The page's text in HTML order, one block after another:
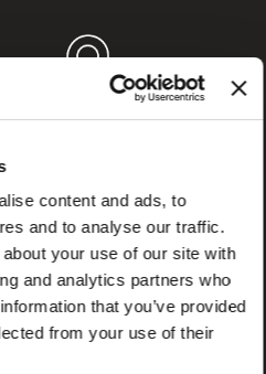
content and ads, to
and to analyse our traffic.
your use of our site with
and analytics partners who
that you’ve provided
from your use of their
Store